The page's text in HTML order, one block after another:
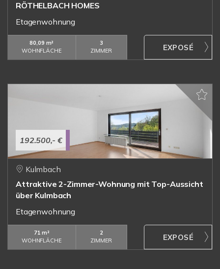
RÖTHELBACH HOMES
Etagenwohnung
80,09 m²
WOHNFLÄCHE
3
ZIMMER
192.500,- €
Kulmbach
Attraktive 2-Zimmer-Wohnung mit Top-Aussicht
über Kulmbach
Etagenwohnung
71 m²
WOHNFLÄCHE
2
ZIMMER